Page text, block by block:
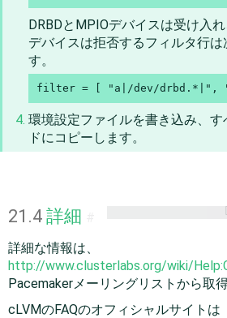
DRBDとMPIOデバイスは受け入
デバイスは拒否するフィルタ行は
す。
filter = [ "a|/dev/drbd.*|",
環境設定ファイルを書き込み、
ドにコピーします。
21.4 詳細
詳細な情報は、
http://www.clusterlabs.org/wiki/
Pacemakerメーリングリストから取得
cLVMのFAQのオフィシャルサイトは